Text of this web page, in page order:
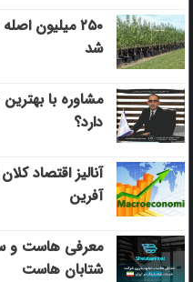
۲۵۰ میلیون
شد
مشاوره با
دارد؟
آنالیز اقتصاد
آفرین
معرفی هاست و
شتابان هاست